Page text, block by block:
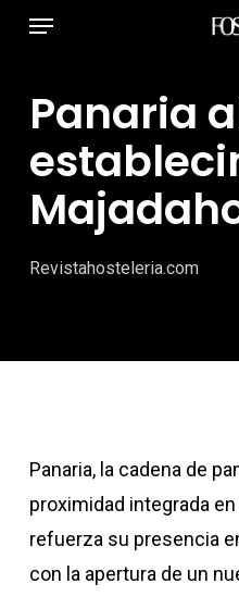
principal
Menú
Panaria
Revistahosteleria.com
Panaria, la cadena de
proximidad integrada
refuerza su presencia
con la apertura de un